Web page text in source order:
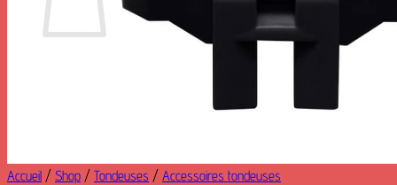
Accueil / Shop / Tondeuses / Accessoires tondeuses